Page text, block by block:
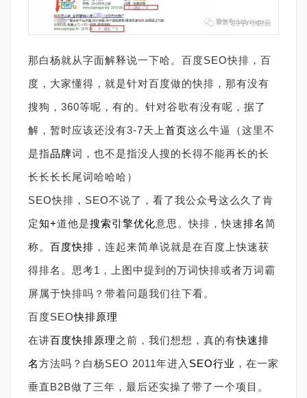
那白杨就从字面解释说一下哈。百度SEO快排，百
度，大家懂得，就是针对百度做的快排，那有没有
搜狗，360等呢，有的。针对谷歌有没有呢，据了
解，暂时应该还没有3-7天上首页这么牛逼（这里不
是指品牌词，也不是指没人搜的长得不能再长的长
长长长长尾词哈哈哈）
SEO快排，SEO不说了，看了我公众号这么久了肯
定知+道他是搜索引擎优化意思。快排，快速排名简
称。 百度快排 ，连起来简单说就是在百度上快速获
得排名。思考1，上图中提到的万词快排或者万词霸
屏属于快排吗？带着问题我们往下看。
百度SEO快排原理
在讲百度快排原理之前，我们想想，真的有快速排
名方法吗？白杨SEO 2011年进入 SEO行业 ，在一家
垂直B2B做了三年，最后还实操了带了一个项目。